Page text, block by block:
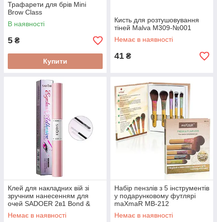
Трафарети для брів Mini
Brow Class
В наявності
5 ₴
Купити
Кисть для розтушовування
тіней Malva М309-№001
Немає в наявності
41 ₴
Клей для накладних вій зі
зручним нанесенням для
очей SADOER 2в1 Bond &
Lock Waterproof 2.4 г + 2.4 г
Немає в наявності
Набір пензлів з 5 інструментів
у подарунковому футлярі
maXmaR MB-212
Немає в наявності